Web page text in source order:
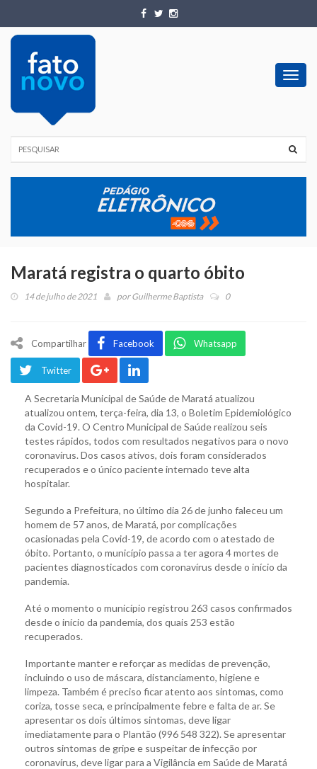
Maratá registra o quarto óbito
14 de julho de 2021 porGuilherme Baptista 0
Compartilhar Facebook Whatsapp
Twitter
A Secretaria Municipal de Saúde de Maratá atualizou
atualizou ontem, terça-feira, dia 13, o Boletim Epidemiológico
da Covid-19. O Centro Municipal de Saúde realizou seis
testes rápidos, todos com resultados negativos para o novo
coronavírus. Dos casos ativos, dois foram considerados
recuperados e o único paciente internado teve alta
hospitalar.
Segundo a Prefeitura, no último dia 26 de junho faleceu um
homem de 57 anos, de Maratá, por complicações
ocasionadas pela Covid-19, de acordo com o atestado de
óbito. Portanto, o município passa a ter agora 4 mortes de
pacientes diagnosticados com coronavírus desde o início da
pandemia.
Até o momento o município registrou 263 casos confirmados
desde o início da pandemia, dos quais 253 estão
recuperados.
Importante manter e reforçar as medidas de prevenção,
incluindo o uso de máscara, distanciamento, higiene e
limpeza. Também é preciso ficar atento aos sintomas, como
coriza, tosse seca, e principalmente febre e falta de ar. Se
apresentar os dois últimos sintomas, deve ligar
imediatamente para o Plantão (996 548 322). Se apresentar
outros sintomas de gripe e suspeitar de infecção por
coronavírus, deve ligar para a Vigilância em Saúde de Maratá